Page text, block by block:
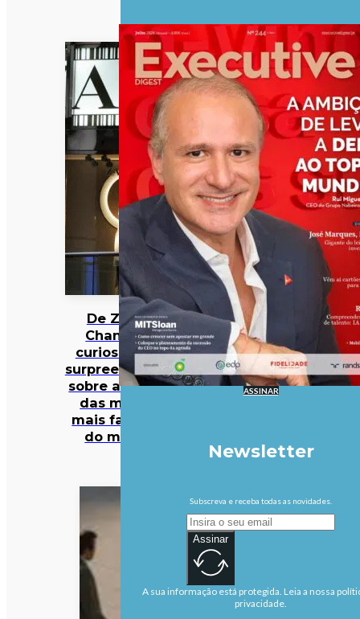
De Zara a
Chanel: 12
curiosidades
surpreendentes
sobre algumas
das marcas
mais famosas
do mundo
ASSINAR
Newsletter
Subscreva e receba todas as novidades.
Assinar
A sua informação está protegida. Leia a nossa
privacidade.